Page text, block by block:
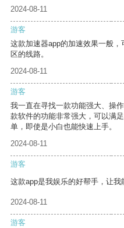
2024-08-11
游客
这款加速器app的加速效果一般
区的线路。
2024-08-11
游客
我一直在寻找一款功能强大、操
款软件的功能非常强大，可以满
单，即使是小白也能快速上手。
2024-08-11
游客
这款app是我娱乐的好帮手，让我
2024-08-11
游客